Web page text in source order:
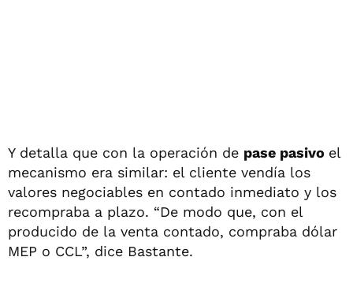
Y detalla que con la operación de pase pasivo el
mecanismo era similar: el cliente vendía los
valores negociables en contado inmediato y los
recompraba a plazo. “De modo que, con el
producido de la venta contado, compraba dólar
MEP o CCL”, dice Bastante.